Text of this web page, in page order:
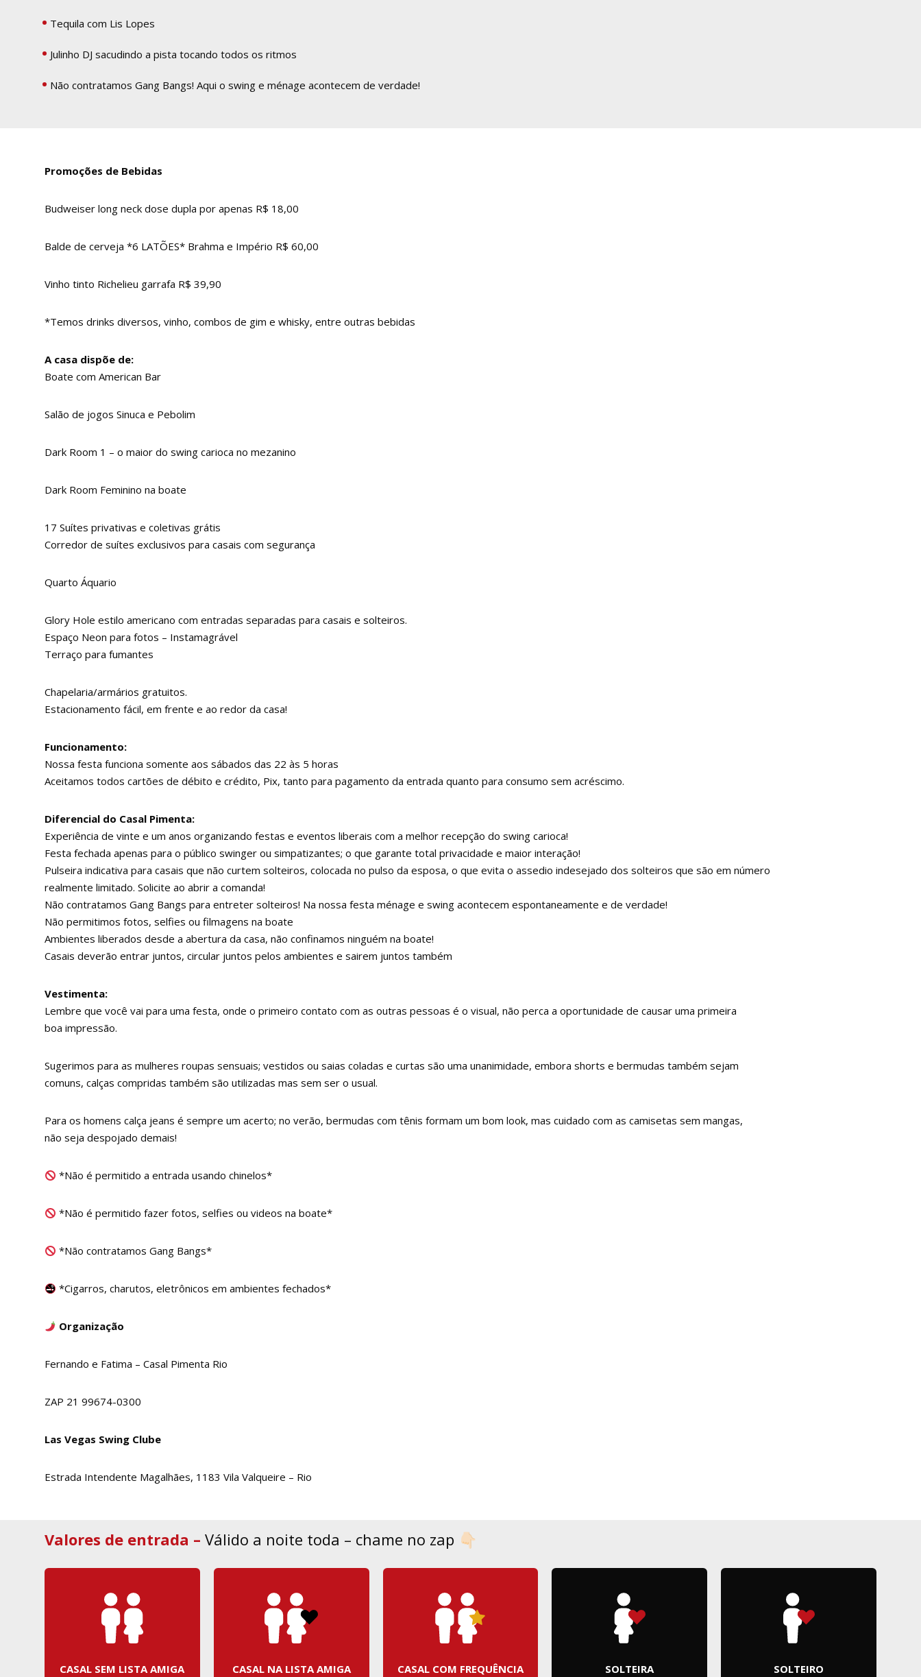
Tequila com Lis Lopes
Julinho DJ sacudindo a pista tocando todos os ritmos
Não contratamos Gang Bangs! Aqui o swing e ménage acontecem de verdade!
Promoções de Bebidas
Budweiser long neck dose dupla por apenas R$ 18,00
Balde de cerveja *6 LATÕES* Brahma e Império R$ 60,00
Vinho tinto Richelieu garrafa R$ 39,90
*Temos drinks diversos, vinho, combos de gim e whisky, entre outras bebidas
A casa dispõe de:
Boate com American Bar
Salão de jogos Sinuca e Pebolim
Dark Room 1 – o maior do swing carioca no mezanino
Dark Room Feminino na boate
17 Suítes privativas e coletivas grátis
Corredor de suítes exclusivos para casais com segurança
Quarto Áquario
Glory Hole estilo americano com entradas separadas para casais e solteiros.
Espaço Neon para fotos – Instamagrável
Terraço para fumantes
Chapelaria/armários gratuitos.
Estacionamento fácil, em frente e ao redor da casa!
Funcionamento:
Nossa festa funciona somente aos sábados das 22 às 5 horas
Aceitamos todos cartões de débito e crédito, Pix, tanto para pagamento da entrada quanto para consumo sem acréscimo.
Diferencial do Casal Pimenta:
Experiência de vinte e um anos organizando festas e eventos liberais com a melhor recepção do swing carioca!
Festa fechada apenas para o público swinger ou simpatizantes; o que garante total privacidade e maior interação!
Pulseira indicativa para casais que não curtem solteiros, colocada no pulso da esposa, o que evita o assedio indesejado dos solteiros que são em número
realmente limitado. Solicite ao abrir a comanda!
Não contratamos Gang Bangs para entreter solteiros! Na nossa festa ménage e swing acontecem espontaneamente e de verdade!
Não permitimos fotos, selfies ou filmagens na boate
Ambientes liberados desde a abertura da casa, não confinamos ninguém na boate!
Casais deverão entrar juntos, circular juntos pelos ambientes e sairem juntos também
Vestimenta:
Lembre que você vai para uma festa, onde o primeiro contato com as outras pessoas é o visual, não perca a oportunidade de causar uma primeira
boa impressão.
Sugerimos para as mulheres roupas sensuais; vestidos ou saias coladas e curtas são uma unanimidade, embora shorts e bermudas também sejam
comuns, calças compridas também são utilizadas mas sem ser o usual.
Para os homens calça jeans é sempre um acerto; no verão, bermudas com tênis formam um bom look, mas cuidado com as camisetas sem mangas,
não seja despojado demais!
*Não é permitido a entrada usando chinelos*
*Não é permitido fazer fotos, selfies ou videos na boate*
*Não contratamos Gang Bangs*
*Cigarros, charutos, eletrônicos em ambientes fechados*
Organização
Fernando e Fatima – Casal Pimenta Rio
ZAP 21 99674-0300
Las Vegas Swing Clube
Estrada Intendente Magalhães, 1183 Vila Valqueire – Rio
Valores de entrada – Válido a noite toda – chame no zap 👇🏻
CASAL SEM LISTA AMIGA CASAL NA LISTA AMIGA CASAL COM FREQUÊNCIA SOLTEIRA SOLTEIRO